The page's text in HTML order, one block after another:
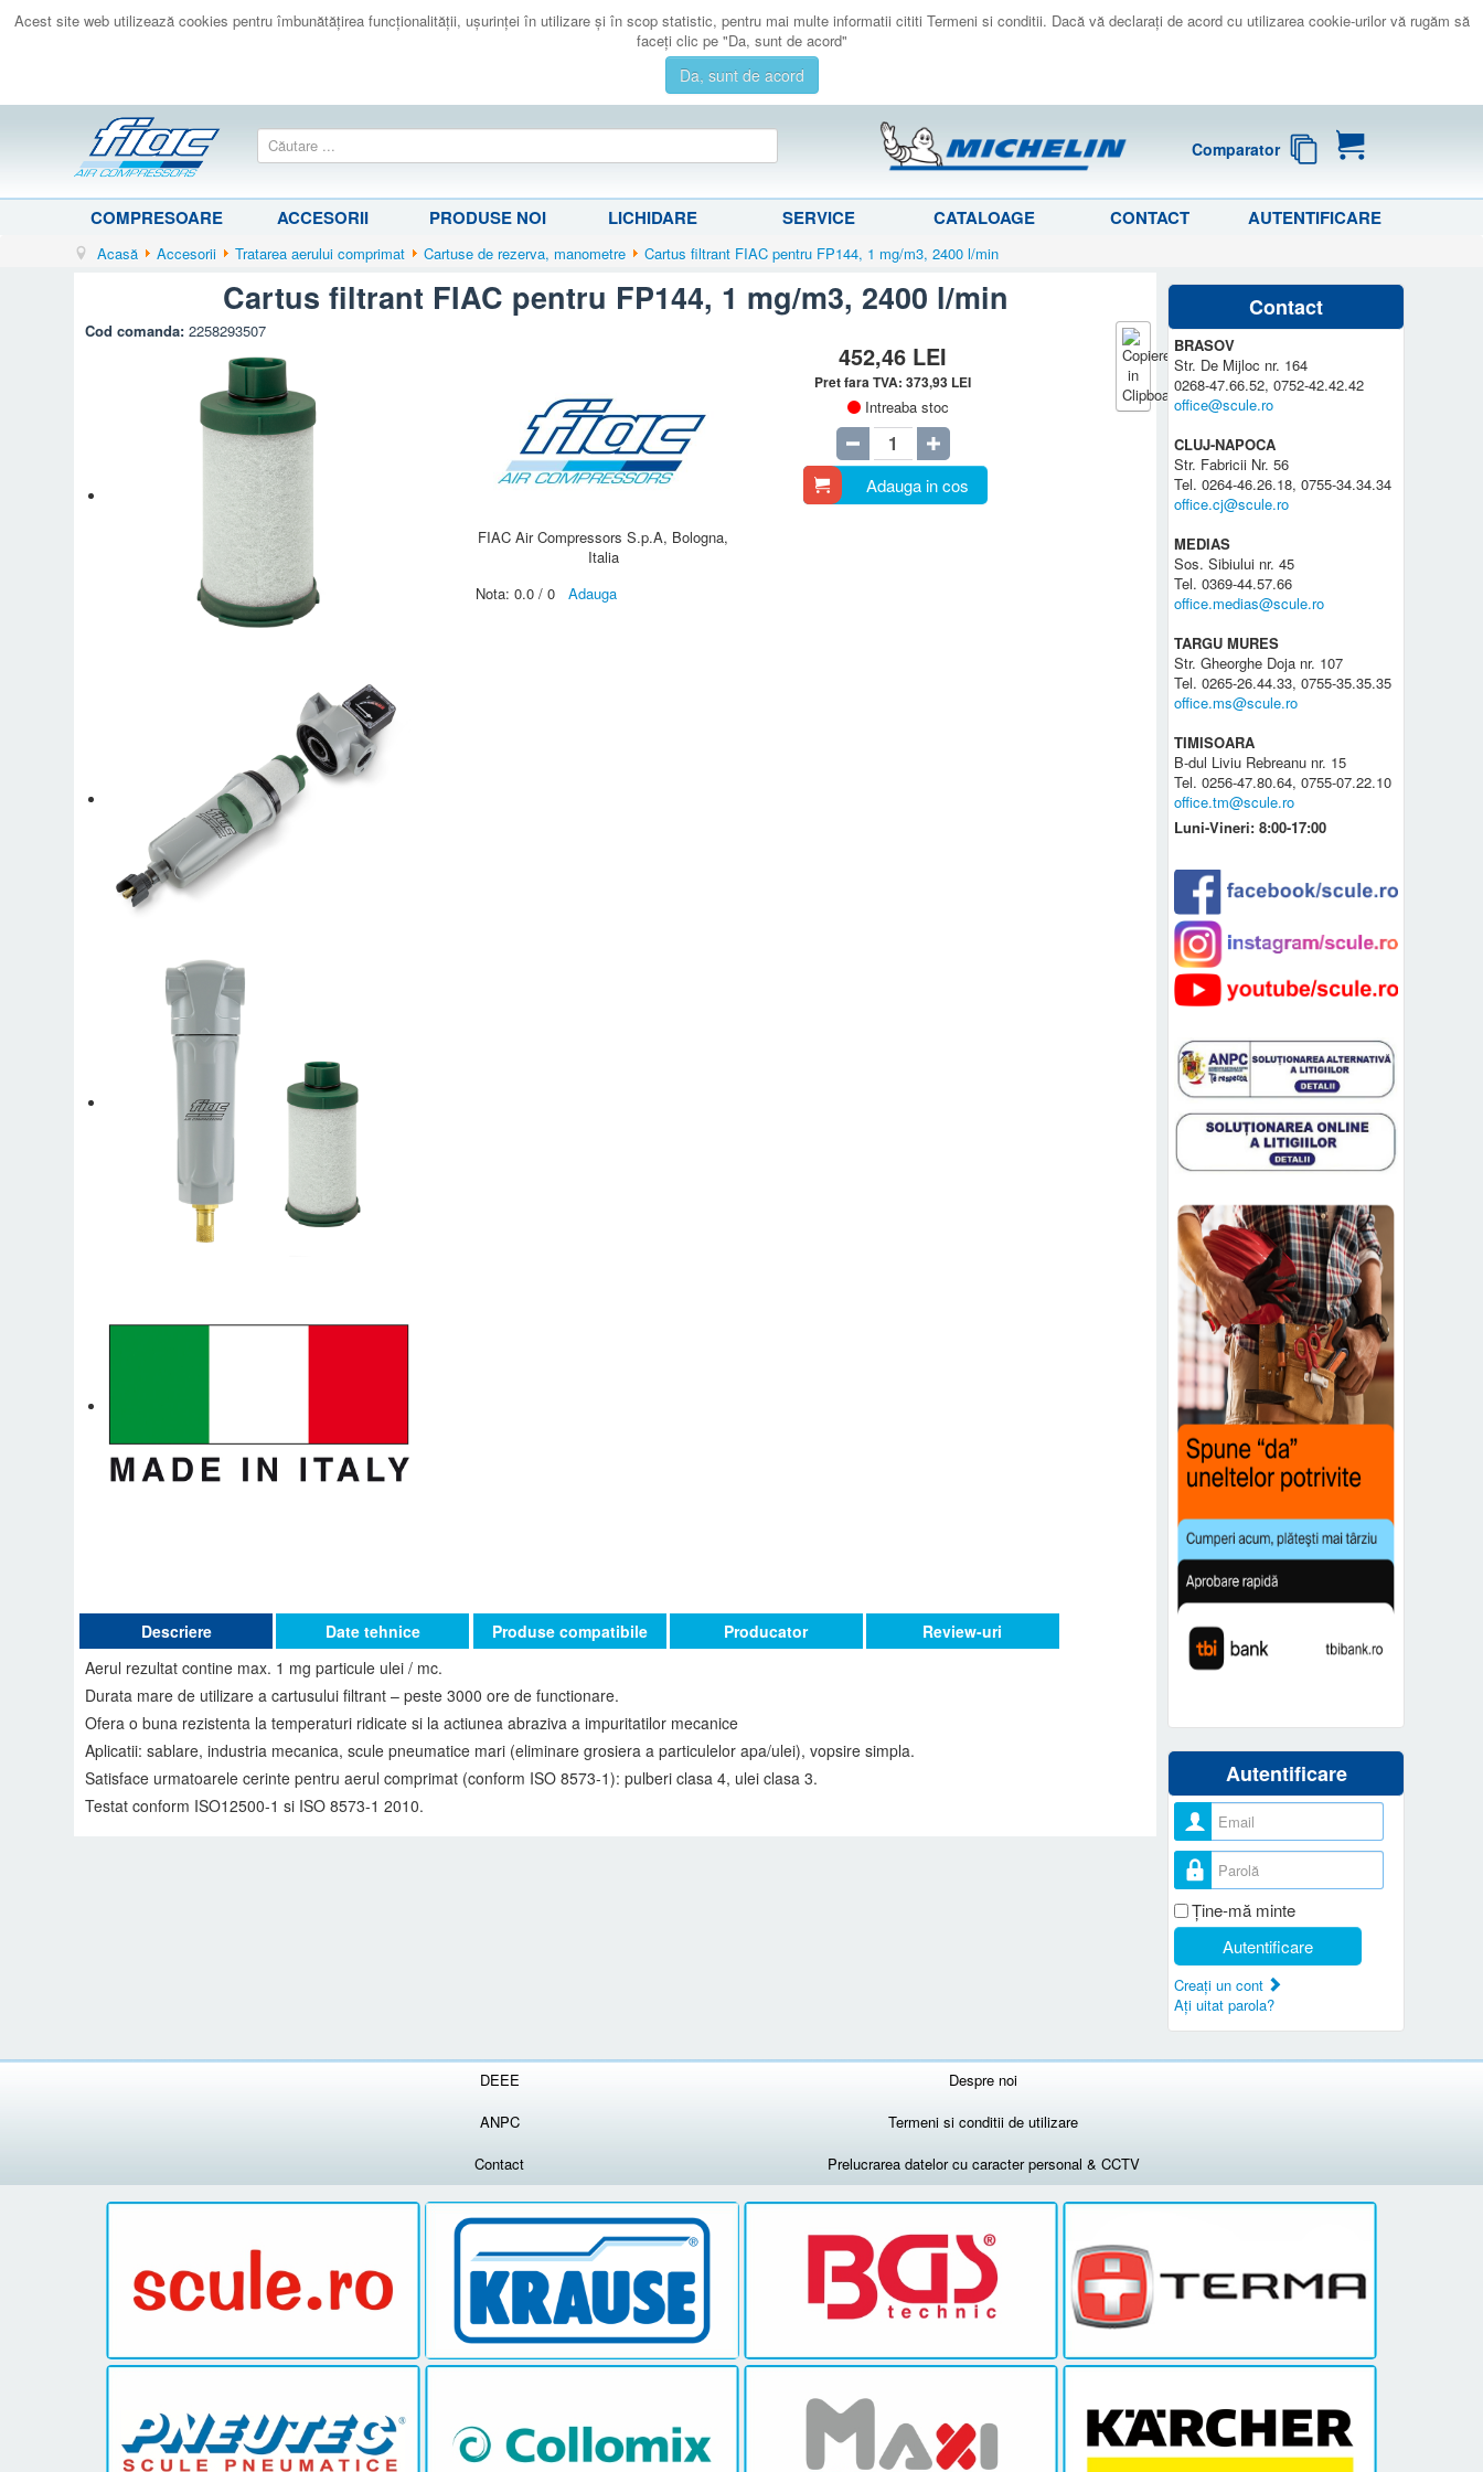
Acest site web utilizează cookies pentru îmbunătăţirea funcţionalităţii, uşurinţei în utilizare şi în scop statistic, pentru mai multe informatii cititi Termeni si conditii. Dacă vă declaraţi de acord cu utilizarea cookie-urilor vă rugăm să
faceţi clic pe "Da, sunt de acord"
Da, sunt de acord
Comparator
COMPRESOARE ACCESORII PRODUSE NOI LICHIDARE SERVICE CATALOAGE CONTACT AUTENTIFICARE
Acasă Accesorii Tratarea aerului comprimat Cartuse de rezerva, manometre Cartus filtrant FIAC pentru FP144, 1 mg/m3, 2400 l/min
Cartus filtrant FIAC pentru FP144, 1 mg/m3, 2400 l/min
Cod comanda:2258293507
FIAC Air Compressors S.p.A, Bologna,
Italia
Nota: 0.0 / 0 Adauga
452,46 LEI
Pret fara TVA:373,93 LEI
Intreaba stoc
Adauga in cos
Descriere
Aerul rezultat contine max. 1 mg particule ulei / mc.
Durata mare de utilizare a cartusului filtrant – peste 3000 ore de functionare.
Ofera o buna rezistenta la temperaturi ridicate si la actiunea abraziva a impuritatilor mecanice
Aplicatii: sablare, industria mecanica, scule pneumatice mari (eliminare grosiera a particulelor apa/ulei), vopsire simpla.
Satisface urmatoarele cerinte pentru aerul comprimat (conform ISO 8573-1): pulberi clasa 4, ulei clasa 3.
Testat conform ISO12500-1 si ISO 8573-1 2010.
Date tehnice Produse compatibile Producator Review-uri
Contact
BRASOV
Str. De Mijloc nr. 164
0268-47.66.52, 0752-42.42.42
office@scule.ro
CLUJ-NAPOCA
Str. Fabricii Nr. 56
Tel. 0264-46.26.18, 0755-34.34.34
office.cj@scule.ro
MEDIAS
Sos. Sibiului nr. 45
Tel. 0369-44.57.66
office.medias@scule.ro
TARGU MURES
Str. Gheorghe Doja nr. 107
Tel. 0265-26.44.33, 0755-35.35.35
office.ms@scule.ro
TIMISOARA
B-dul Liviu Rebreanu nr. 15
Tel. 0256-47.80.64, 0755-07.22.10
office.tm@scule.ro
Luni-Vineri: 8:00-17:00
Autentificare
Nume utilizator
Parolă
Ţine-mă minte
Autentificare
Creaţi un cont
Aţi uitat parola?
DEEE
Despre noi
ANPC
Termeni si conditii de utilizare
Contact
Prelucrarea datelor cu caracter personal & CCTV